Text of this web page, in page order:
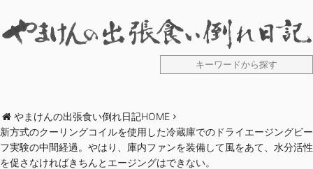
やまけんの出張食い倒れ日記HOME
新方式のクーリングコイルを使用した冷蔵庫でのドライエージングビー
フ実験の中間経過。やはり、庫内ファンを装備して風をあて、水分活性
を促さなければきちんとエージングはできない。